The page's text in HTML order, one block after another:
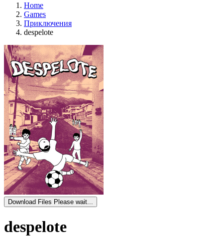
Home
Games
Приключения
despelote
Download Files Please wait...
despelote